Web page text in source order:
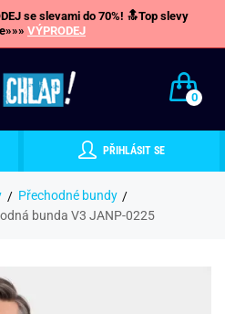
se slevami do 70%! 🔝Top slevy
VÝPRODEJ
0
PŘIHLÁSIT SE
Přechodné bundy
bunda V3 JANP-0225